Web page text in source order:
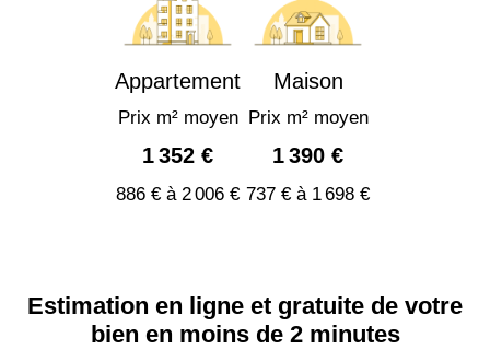
Appartement
Prix m² moyen
1 352 €
886 € à 2 006 €
Maison
Prix m² moyen
1 390 €
737 € à 1 698 €
Estimation en ligne et gratuite de votre
bien en moins de 2 minutes